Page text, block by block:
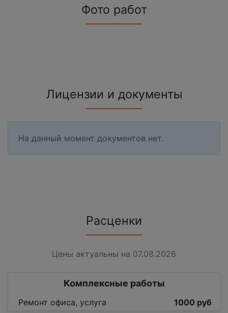
Фото работ
Лицензии и документы
На данный момент документов нет.
Расценки
Цены актуальны на 07.08.2026
Комплексные работы
Ремонт офиса, услуга 1000 руб